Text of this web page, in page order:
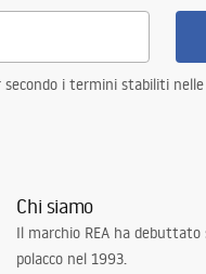
i termini stabiliti nelle
Chi siamo
Il marchio REA ha
polacco nel 1993.